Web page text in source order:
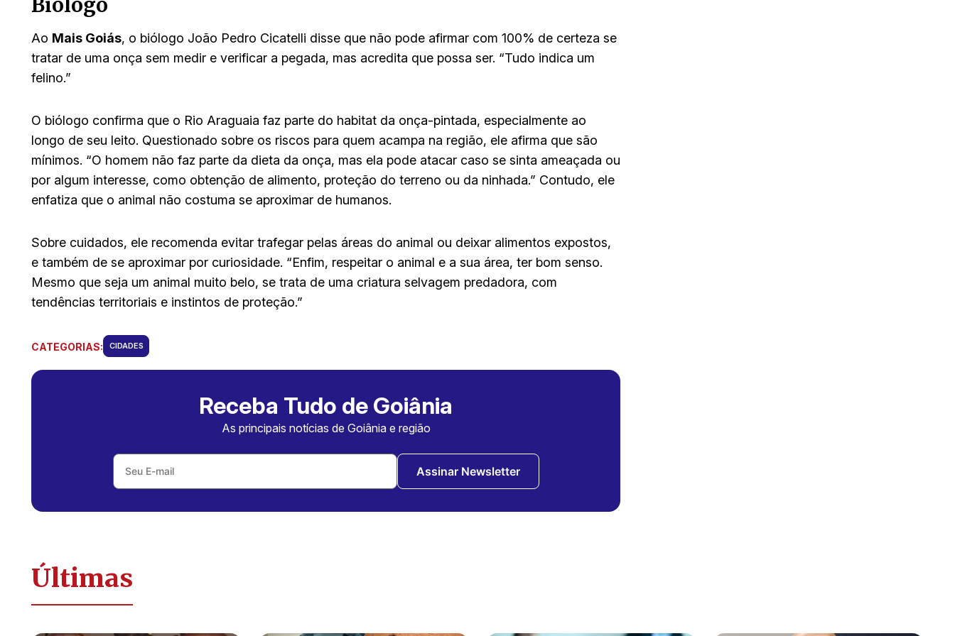
Biólogo
Ao Mais Goiás, o biólogo João Pedro Cicatelli disse que não pode afirmar com 100% de certeza se
tratar de uma onça sem medir e verificar a pegada, mas acredita que possa ser. “Tudo indica um
felino.”
O biólogo confirma que o Rio Araguaia faz parte do habitat da onça-pintada, especialmente ao
longo de seu leito. Questionado sobre os riscos para quem acampa na região, ele afirma que são
mínimos. “O homem não faz parte da dieta da onça, mas ela pode atacar caso se sinta ameaçada ou
por algum interesse, como obtenção de alimento, proteção do terreno ou da ninhada.” Contudo, ele
enfatiza que o animal não costuma se aproximar de humanos.
Sobre cuidados, ele recomenda evitar trafegar pelas áreas do animal ou deixar alimentos expostos,
e também de se aproximar por curiosidade. “Enfim, respeitar o animal e a sua área, ter bom senso.
Mesmo que seja um animal muito belo, se trata de uma criatura selvagem predadora, com
tendências territoriais e instintos de proteção.”
CATEGORIAS: CIDADES
Receba Tudo de Goiânia
As principais notícias de Goiânia e região
Assinar Newsletter
Últimas